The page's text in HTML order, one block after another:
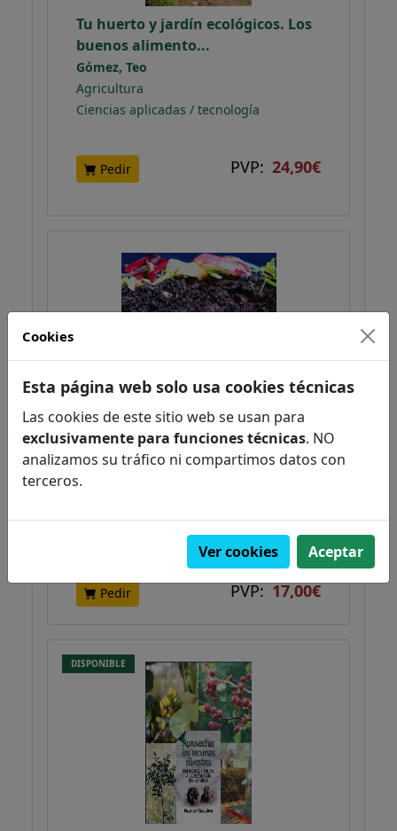
Tu huerto y jardín ecológicos. Los
buenos alimento...
Gómez, Teo
Agricultura
Ciencias aplicadas / tecnología
Pedir PVP: 24,90€
Cómo hacer un buen compost.
Manual para horticulto...
Bueno, Mariano
Ciencias aplicadas / tecnología
Pedir PVP:17,00€
DISPONIBLE
Cookies
Esta página web solo usa cookies técnicas
Las cookies de este sitio web se usan para
exclusivamente para funciones técnicas. NO
analizamos su tráfico ni compartimos datos con
terceros.
Ver cookies Aceptar